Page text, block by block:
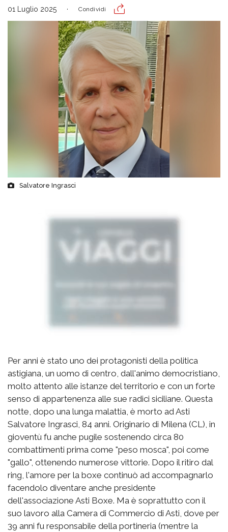
01 Luglio 2025 Condividi
Salvatore Ingrasci
Per anni è stato uno dei protagonisti della politica
astigiana, un uomo di centro, dall'animo democristiano,
molto attento alle istanze del territorio e con un forte
senso di appartenenza alle sue radici siciliane. Questa
notte, dopo una lunga malattia, è morto ad Asti
Salvatore Ingrasci, 84 anni. Originario di Milena (CL), in
gioventù fu anche pugile sostenendo circa 80
combattimenti prima come "peso mosca", poi come
"gallo", ottenendo numerose vittorie. Dopo il ritiro dal
ring, l'amore per la boxe continuò ad accompagnarlo
facendolo diventare anche presidente
dell'associazione Asti Boxe. Ma è soprattutto con il
suo lavoro alla Camera di Commercio di Asti, dove per
39 anni fu responsabile della portineria (mentre la